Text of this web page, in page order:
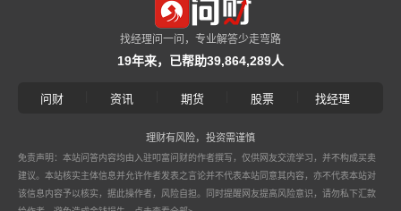
找经理问一问，专业解答少走弯路
19年来，已帮助39,864,289人
问财 资讯 期货 股票 找经理
理财有风险，投资需谨慎
免责声明：本站问答内容均由入驻叩富问财的作者撰写，仅供网友交流学习，并不构成买卖
建议。本站核实主体信息并允许作者发表之言论并不代表本站同意其内容，亦不代表本站对
该信息内容予以核实，据此操作者，风险自担。同时提醒网友提高风险意识，请勿私下汇款